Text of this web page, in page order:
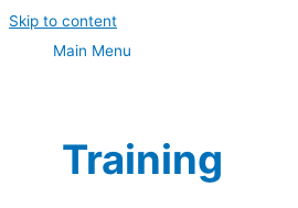
Skip to content
Main Menu
Training